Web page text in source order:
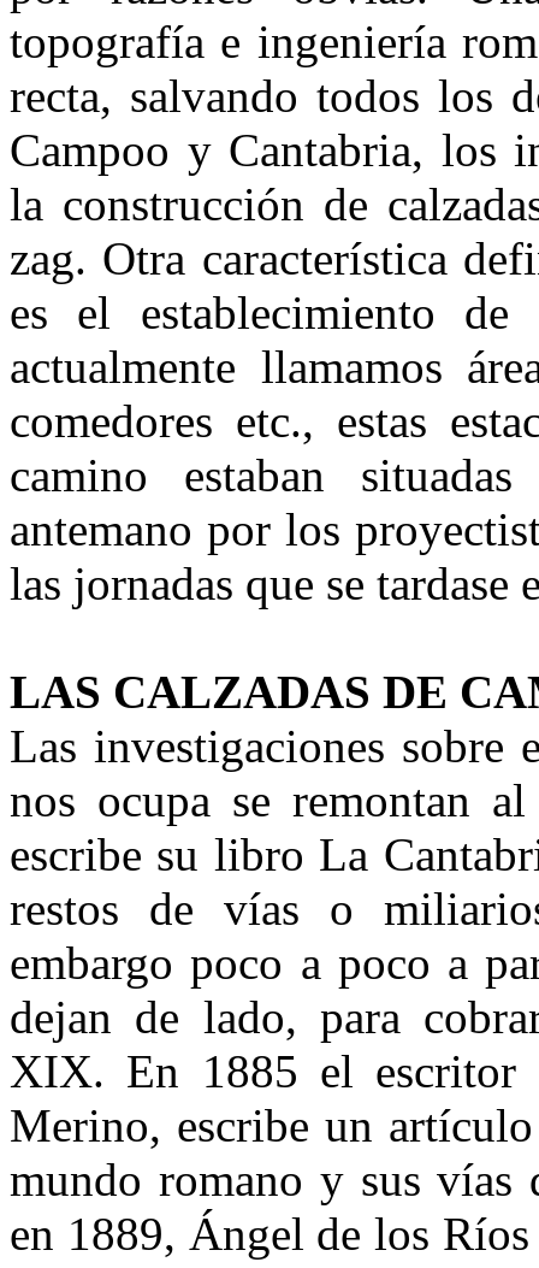
topografía e ingeniería
recta, salvando todos los
Campoo y Cantabria, los
la construcción de
zag. Otra característica
es el establecimiento de
actualmente llamamos
comedores etc., estas
camino estaban
antemano por los
las jornadas que se tardase
LAS CALZADAS DE
Las investigaciones sobre
nos ocupa se remontan
escribe su libro La
restos de vías o
embargo poco a poco a
dejan de lado, para
XIX. En 1885 el escritor
Merino, escribe un
mundo romano y sus vías
en 1889, Ángel de los